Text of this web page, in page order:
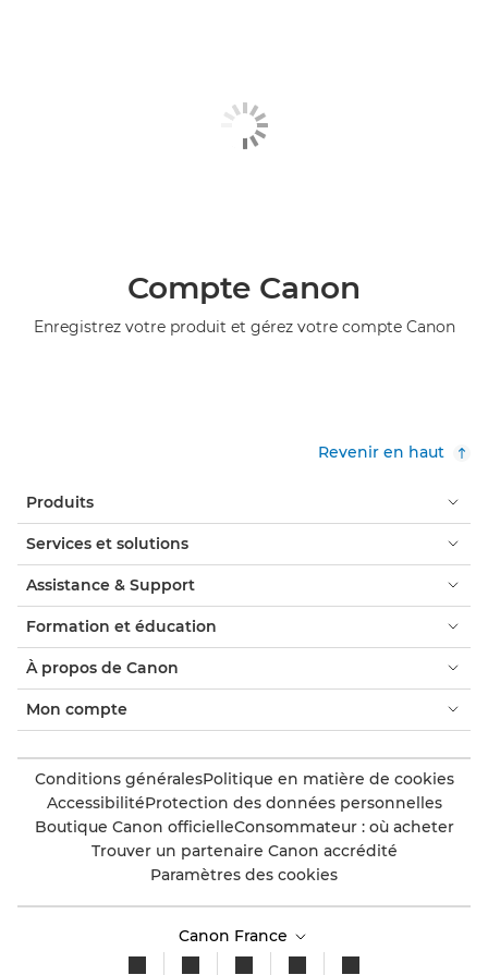
Compte Canon
Enregistrez votre produit et gérez votre compte Canon
Revenir en haut
Produits
Services et solutions
Assistance & Support
Formation et éducation
À propos de Canon
Mon compte
Conditions généralesPolitique en matière de cookies
AccessibilitéProtection des données personnelles
Boutique Canon officielleConsommateur : où acheter
Trouver un partenaire Canon accrédité
Paramètres des cookies
Canon France